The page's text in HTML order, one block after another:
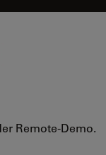
Remote-Demo.